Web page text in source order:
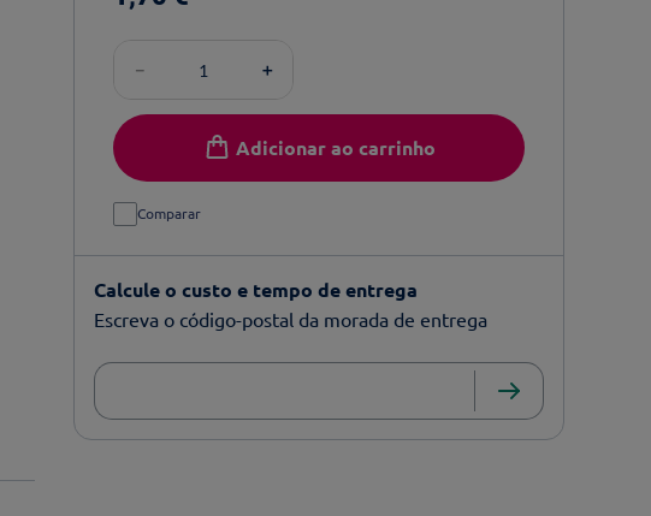
＋
－
Adicionar ao carrinho
Comparar
Calcule o custo e tempo de entrega
Escreva o código-postal da morada de entrega